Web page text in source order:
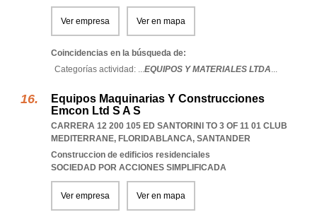
Ver empresa Ver en mapa
Coincidencias en la búsqueda de:
Categorías actividad: ...EQUIPOS Y MATERIALES LTDA...
Equipos Maquinarias Y Construcciones
Emcon Ltd S A S
CARRERA 12 200 105 ED SANTORINI TO 3 OF 11 01 CLUB
MEDITERRANE, FLORIDABLANCA, SANTANDER
Construccion de edificios residenciales
SOCIEDAD POR ACCIONES SIMPLIFICADA
Ver empresa Ver en mapa